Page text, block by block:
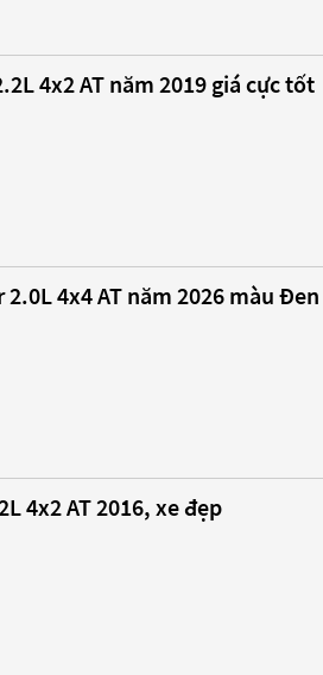
4x2 AT năm 2019 giá cực tốt
4x4 AT năm 2026 màu
4x2 AT 2016, xe đẹp